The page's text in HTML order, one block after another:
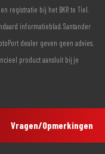
registratie bij het BKR te Tiel.
informatieblad. Santander
dealer geven geen advies.
product aansluit bij je
Vragen/Opmerkingen